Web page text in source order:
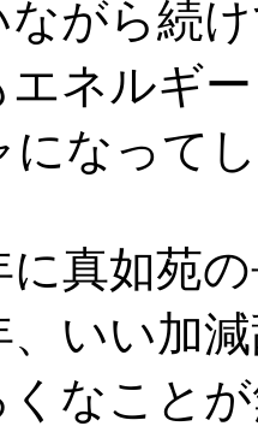
ながら続
ネルギ
になって
に真如苑
いい加
くなこと